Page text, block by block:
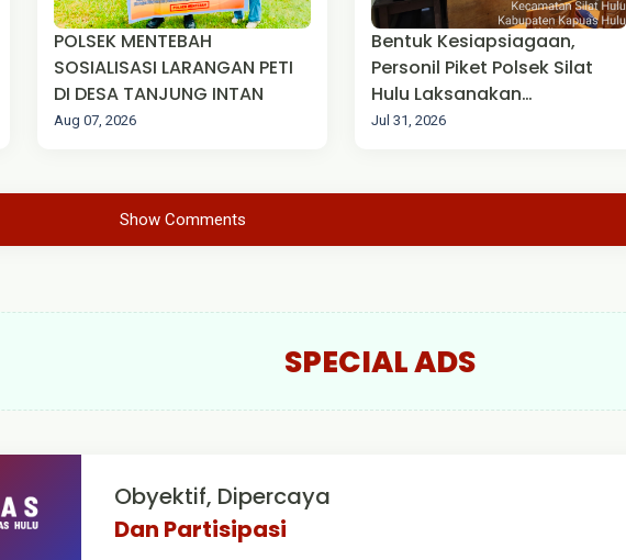
POLSEK MENTEBAH
SOSIALISASI LARANGAN PETI
DI DESA TANJUNG INTAN
Aug 07, 2026
Bentuk Kesiapsiagaan,
Personil Piket Polsek Silat
Hulu Laksanakan
Pengamanan Mako
Jul 31, 2026
Show Comments
SPECIAL ADS
Obyektif, Dipercaya
Dan Partisipasi